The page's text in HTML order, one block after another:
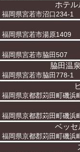
ホテ
福岡県宮若市沼口234-1
福岡県宮若市湯原1409
福岡県宮若市脇田507
脇田温
福岡県宮若市脇田778-1
福岡県京都郡苅田町磯浜
福岡県京都郡苅田町磯浜
ベッセ
福岡県京都郡苅田町磯浜